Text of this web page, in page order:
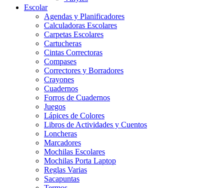
Escolar
Agendas y Planificadores
Calculadoras Escolares
Carpetas Escolares
Cartucheras
Cintas Correctoras
Compases
Correctores y Borradores
Crayones
Cuadernos
Forros de Cuadernos
Juegos
Lápices de Colores
Libros de Actividades y Cuentos
Loncheras
Marcadores
Mochilas Escolares
Mochilas Porta Laptop
Reglas Varias
Sacapuntas